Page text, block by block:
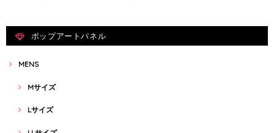
ポップアートパネル
MENS
Mサイズ
Lサイズ